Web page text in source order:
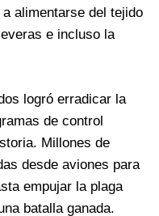
alimentarse del tejido
e incluso la
logró erradicar la
de control
Millones de
desde aviones para
empujar la plaga
batalla ganada.